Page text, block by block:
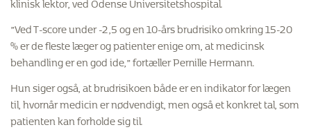
”Ved T-score under -2,5 og en 10-års brudrisiko omkring 15-20
% er de fleste læger og patienter enige om, at medicinsk
behandling er en god ide,” fortæller Pernille Hermann.
Hun siger også, at brudrisikoen både er en indikator for lægen
til, hvornår medicin er nødvendigt, men også et konkret tal, som
patienten kan forholde sig til.